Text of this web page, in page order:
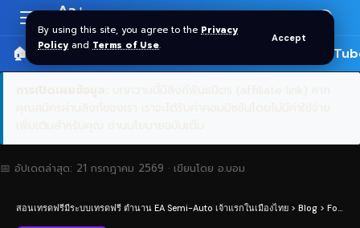
By using this site, you agree to the Privacy
Policy and Terms of Use.
Accept
Resizer
Aa
🏠 หน้าแรก ราคาทอง SPDR 🎬
📅 อัปเดตล่าสุด: 21 กรกฎาคม 2569 · เขียนโดย อ.บอม
สอนเทรดฟรีมีระบบเทรดฟรี ตำนาน EA Semi-Auto เจ้าแรกในเมืองไทย > Blog > Forex Trading